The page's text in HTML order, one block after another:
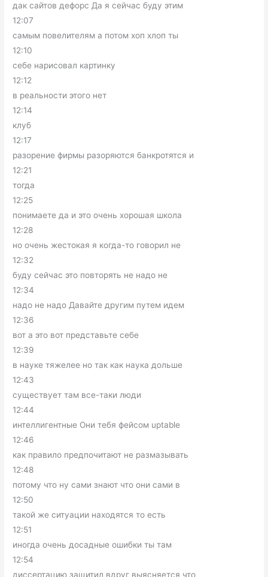
дак сайтов дефорс Да я сейчас буду этим
12:07
самым повелителям а потом хоп хлоп ты
12:10
себе нарисовал картинку
12:12
в реальности этого нет
12:14
клуб
12:17
разорение фирмы разоряются банкротятся и
12:21
тогда
12:25
понимаете да и это очень хорошая школа
12:28
но очень жестокая я когда-то говорил не
12:32
буду сейчас это повторять не надо не
12:34
надо не надо Давайте другим путем идем
12:36
вот а это вот представьте себе
12:39
в науке тяжелее но так как наука дольше
12:43
существует там все-таки люди
12:44
интеллигентные Они тебя фейсом uptable
12:46
как правило предпочитают не размазывать
12:48
потому что ну сами знают что они сами в
12:50
такой же ситуации находятся то есть
12:51
иногда очень досадные ошибки ты там
12:54
диссертацию защитил вдруг выясняется что